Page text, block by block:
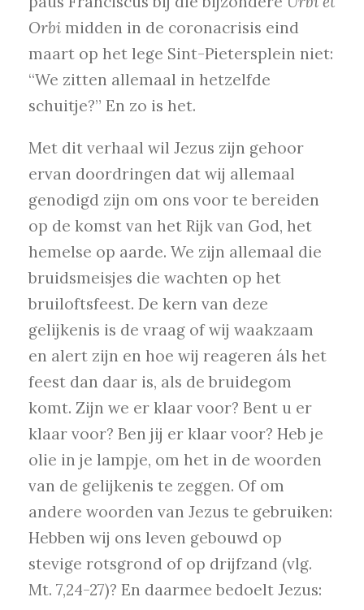
Orbi midden in de coronacrisis eind
maart op het lege Sint-Pietersplein niet:
“We zitten allemaal in hetzelfde
schuitje?” En zo is het.
Met dit verhaal wil Jezus zijn gehoor
ervan doordringen dat wij allemaal
genodigd zijn om ons voor te bereiden
op de komst van het Rijk van God, het
hemelse op aarde. We zijn allemaal die
bruidsmeisjes die wachten op het
bruiloftsfeest. De kern van deze
gelijkenis is de vraag of wij waakzaam
en alert zijn en hoe wij reageren áls het
feest dan daar is, als de bruidegom
komt. Zijn we er klaar voor? Bent u er
klaar voor? Ben jij er klaar voor? Heb je
olie in je lampje, om het in de woorden
van de gelijkenis te zeggen. Of om
andere woorden van Jezus te gebruiken:
Hebben wij ons leven gebouwd op
stevige rotsgrond of op drijfzand (vlg.
Mt. 7,24-27)? En daarmee bedoelt Jezus: